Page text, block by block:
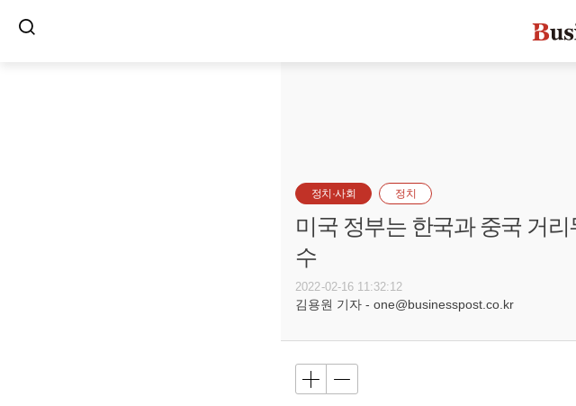
정치·사회 정치
미국 정부는 한국과 중국 거
수
2022-02-16 11:32:12
김용원 기자 - one@businesspost.co.kr